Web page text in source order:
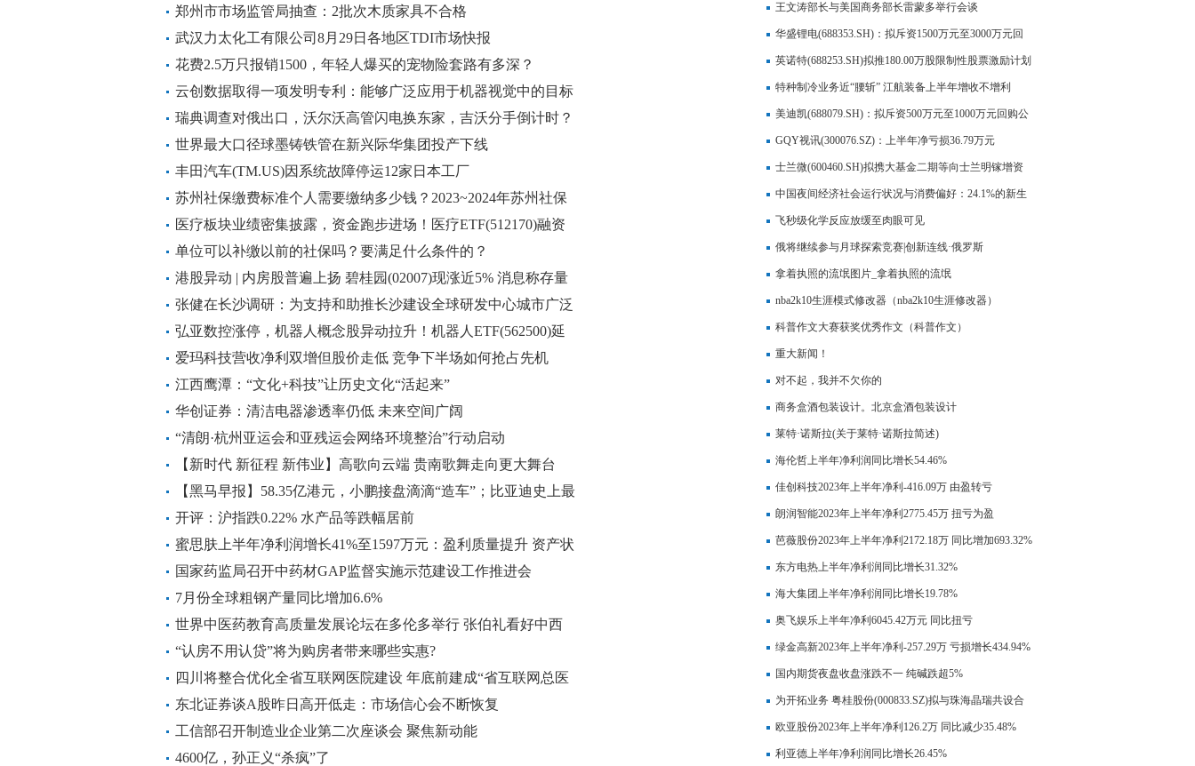
郑州市市场监管局抽查：2批次木质家具不合格
武汉力太化工有限公司8月29日各地区TDI市场快报
花费2.5万只报销1500，年轻人爆买的宠物险套路有多深？
云创数据取得一项发明专利：能够广泛应用于机器视觉中的目标
分割场景
瑞典调查对俄出口，沃尔沃高管闪电换东家，吉沃分手倒计时？
世界最大口径球墨铸铁管在新兴际华集团投产下线
丰田汽车(TM.US)因系统故障停运12家日本工厂
苏州社保缴费标准个人需要缴纳多少钱？2023~2024年苏州社保
缴费多少钱一个月
医疗板块业绩密集披露，资金跑步进场！医疗ETF(512170)融资
余额历史首次突破10亿元大关
单位可以补缴以前的社保吗？要满足什么条件的？
港股异动 | 内房股普遍上扬 碧桂园(02007)现涨近5% 消息称存量
房贷利率即将下调
张健在长沙调研：为支持和助推长沙建设全球研发中心城市广泛
汇聚智慧力量
弘亚数控涨停，机器人概念股异动拉升！机器人ETF(562500)延
续反弹
爱玛科技营收净利双增但股价走低 竞争下半场如何抢占先机
江西鹰潭：“文化+科技”让历史文化“活起来”
华创证券：清洁电器渗透率仍低 未来空间广阔
“清朗·杭州亚运会和亚残运会网络环境整治”行动启动
【新时代 新征程 新伟业】高歌向云端 贵南歌舞走向更大舞台
【黑马早报】58.35亿港元，小鹏接盘滴滴“造车”；比亚迪史上最
大并购案来了；董明珠怒斥员工吃着碗里看着锅里；家乐福广深
门店已全部关闭...
开评：沪指跌0.22% 水产品等跌幅居前
蜜思肤上半年净利润增长41%至1597万元：盈利质量提升 资产状
况稳健
国家药监局召开中药材GAP监督实施示范建设工作推进会
7月份全球粗钢产量同比增加6.6%
世界中医药教育高质量发展论坛在多伦多举行 张伯礼看好中西
医结合
“认房不用认贷”将为购房者带来哪些实惠?
四川将整合优化全省互联网医院建设 年底前建成“省互联网总医
院”
东北证券谈A股昨日高开低走：市场信心会不断恢复
工信部召开制造业企业第二次座谈会 聚焦新动能
4600亿，孙正义“杀疯”了
王文涛部长与美国商务部长雷蒙多举行会谈
华盛锂电(688353.SH)：拟斥资1500万元至3000万元回
购公司股份
英诺特(688253.SH)拟推180.00万股限制性股票激励计划
授予价13.60元/股
特种制冷业务近“腰斩” 江航装备上半年增收不增利
美迪凯(688079.SH)：拟斥资500万元至1000万元回购公
司股份
GQY视讯(300076.SZ)：上半年净亏损36.79万元
士兰微(600460.SH)拟携大基金二期等向士兰明镓增资
12亿元 公司将取得其控制权
中国夜间经济社会运行状况与消费偏好：24.1%的新生
代群体居住在三四线城市
飞秒级化学反应放缓至肉眼可见
俄将继续参与月球探索竞赛|创新连线·俄罗斯
拿着执照的流氓图片_拿着执照的流氓
nba2k10生涯模式修改器（nba2k10生涯修改器）
科普作文大赛获奖优秀作文（科普作文）
重大新闻！
对不起，我并不欠你的
商务盒酒包装设计。北京盒酒包装设计
莱特·诺斯拉(关于莱特·诺斯拉简述)
海伦哲上半年净利润同比增长54.46%
佳创科技2023年上半年净利-416.09万 由盈转亏
朗润智能2023年上半年净利2775.45万 扭亏为盈
芭薇股份2023年上半年净利2172.18万 同比增加693.32%
东方电热上半年净利润同比增长31.32%
海大集团上半年净利润同比增长19.78%
奥飞娱乐上半年净利6045.42万元 同比扭亏
绿金高新2023年上半年净利-257.29万 亏损增长434.94%
国内期货夜盘收盘涨跌不一 纯碱跌超5%
为开拓业务 粤桂股份(000833.SZ)拟与珠海晶瑞共设合
资公司广东广业华晶
欧亚股份2023年上半年净利126.2万 同比减少35.48%
利亚德上半年净利润同比增长26.45%